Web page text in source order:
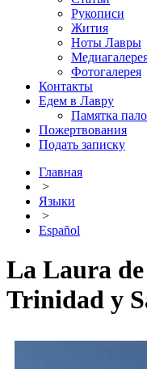
Рукописи
Жития
Ноты Лавры
Фотогалерея
Контакты
Едем в Лавру
Памятка
Пожертвования
Подать записку
Главная
>
Языки
>
Español
La Laura
Trinidad y